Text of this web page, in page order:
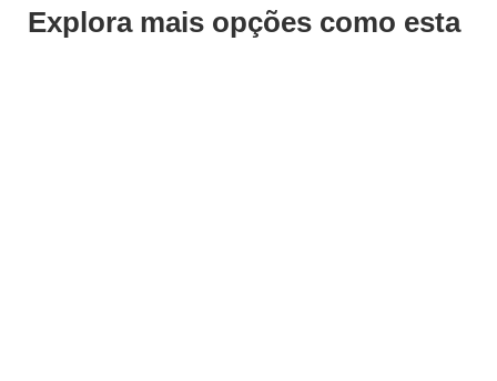
Explora mais opções como esta